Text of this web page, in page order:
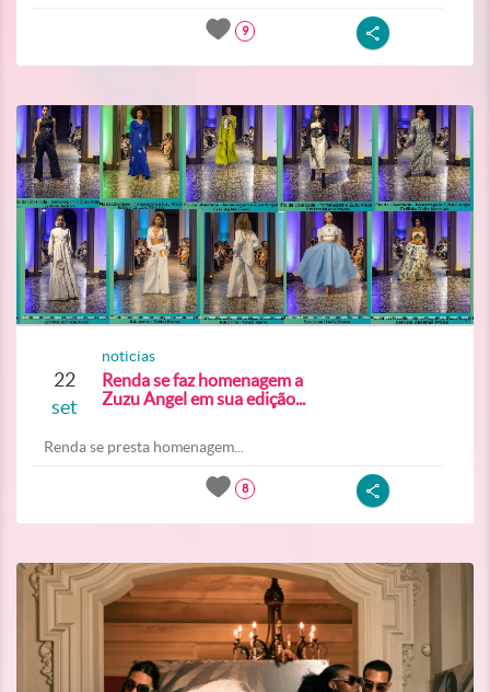
9
22
set
noticias
Renda se faz homenagem a
Zuzu Angel em sua edição...
Renda se presta homenagem...
8